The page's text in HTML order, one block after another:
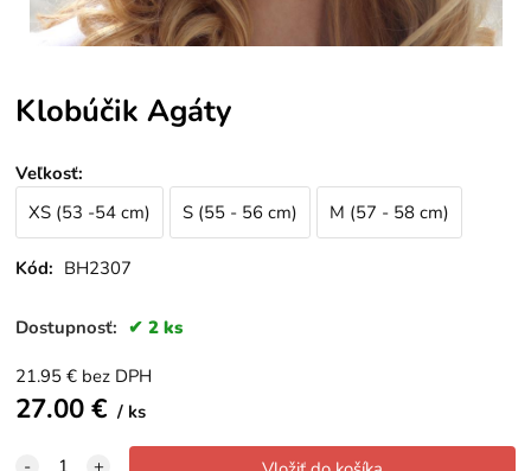
Klobúčik Agáty
Veľkosť:
XS (53 -54 cm)
S (55 - 56 cm) M (57 - 58 cm)
Kód: BH2307
Dostupnosť: 2 ks
21.95 € bez DPH
27.00€ ks